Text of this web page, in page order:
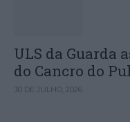
ULS da Guarda
do Cancro do
30 DE JULHO, 2026